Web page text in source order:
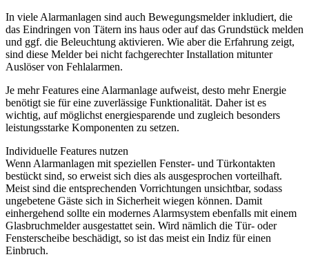
In viele Alarmanlagen sind auch Bewegungsmelder inkludiert, die
das Eindringen von Tätern ins haus oder auf das Grundstück melden
und ggf. die Beleuchtung aktivieren. Wie aber die Erfahrung zeigt,
sind diese Melder bei nicht fachgerechter Installation mitunter
Auslöser von Fehlalarmen.
Je mehr Features eine Alarmanlage aufweist, desto mehr Energie
benötigt sie für eine zuverlässige Funktionalität. Daher ist es
wichtig, auf möglichst energiesparende und zugleich besonders
leistungsstarke Komponenten zu setzen.
Individuelle Features nutzen
Wenn Alarmanlagen mit speziellen Fenster- und Türkontakten
bestückt sind, so erweist sich dies als ausgesprochen vorteilhaft.
Meist sind die entsprechenden Vorrichtungen unsichtbar, sodass
ungebetene Gäste sich in Sicherheit wiegen können. Damit
einhergehend sollte ein modernes Alarmsystem ebenfalls mit einem
Glasbruchmelder ausgestattet sein. Wird nämlich die Tür- oder
Fensterscheibe beschädigt, so ist das meist ein Indiz für einen
Einbruch.